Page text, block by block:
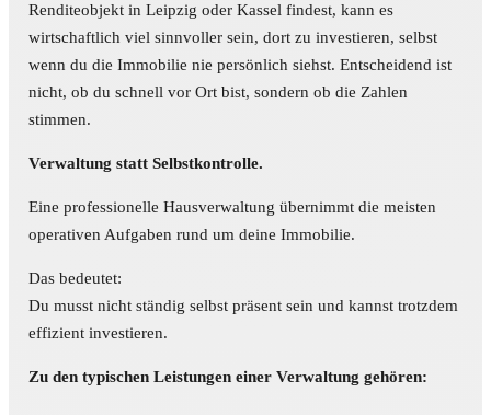
Renditeobjekt in Leipzig oder Kassel findest, kann es
wirtschaftlich viel sinnvoller sein, dort zu investieren, selbst
wenn du die Immobilie nie persönlich siehst. Entscheidend ist
nicht, ob du schnell vor Ort bist, sondern ob die Zahlen
stimmen.
Verwaltung statt Selbstkontrolle.
Eine professionelle Hausverwaltung übernimmt die meisten
operativen Aufgaben rund um deine Immobilie.
Das bedeutet:
Du musst nicht ständig selbst präsent sein und kannst trotzdem
effizient investieren.
Zu den typischen Leistungen einer Verwaltung gehören: